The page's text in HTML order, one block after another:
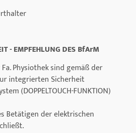
- EMPFEHLUNG DES BfArM
Physiothek sind gemäß der
integrierten Sicherheit
(DOPPELTOUCH-FUNKTION)
Betätigen der elektrischen